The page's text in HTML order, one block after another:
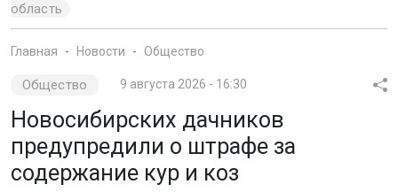
область
Главная Новости Общество
Общество 9 августа 2026 - 16:30
Новосибирских дачников
предупредили о штрафе за
содержание кур и коз